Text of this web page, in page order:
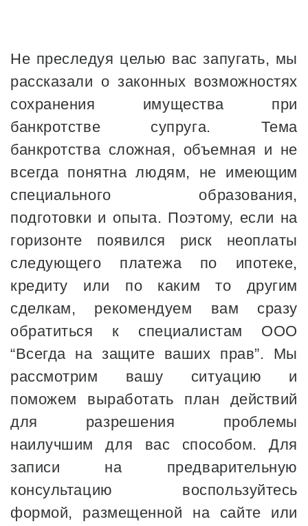
Не преследуя целью вас запугать, мы
рассказали о законных возможностях
сохранения имущества при
банкротстве супруга. Тема
банкротства сложная, объемная и не
всегда понятна людям, не имеющим
специального образования,
подготовки и опыта. Поэтому, если на
горизонте появился риск неоплаты
следующего платежа по ипотеке,
кредиту или по каким то другим
сделкам, рекомендуем вам сразу
обратиться к специалистам ООО
“Всегда на защите ваших прав”. Мы
рассмотрим вашу ситуацию и
поможем выработать план действий
для разрешения проблемы
наилучшим для вас способом. Для
записи на предварительную
консультацию воспользуйтесь
формой, размещенной на сайте или